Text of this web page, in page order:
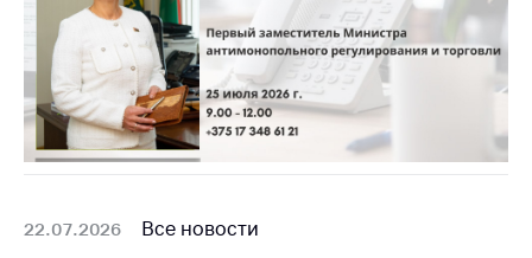
22.07.2026 Все новости